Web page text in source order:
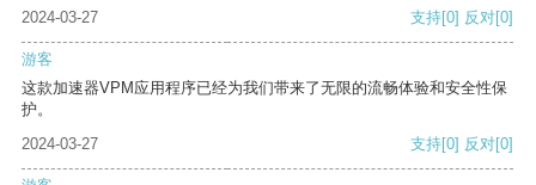
2024-03-27
支持[0] 反对[0]
游客
这款加速器VPM应用程序已经为我们带来了无限的流畅体验和安全性保
护。
2024-03-27
支持[0] 反对[0]